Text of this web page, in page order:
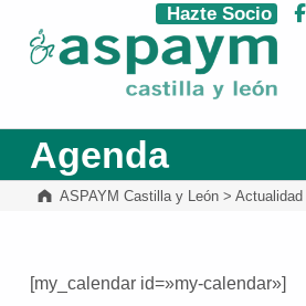
ASPAYM Castilla y León
Hazte Socio
Agenda
ASPAYM Castilla y León> Actualidad
[my_calendar id=»my-calendar»]